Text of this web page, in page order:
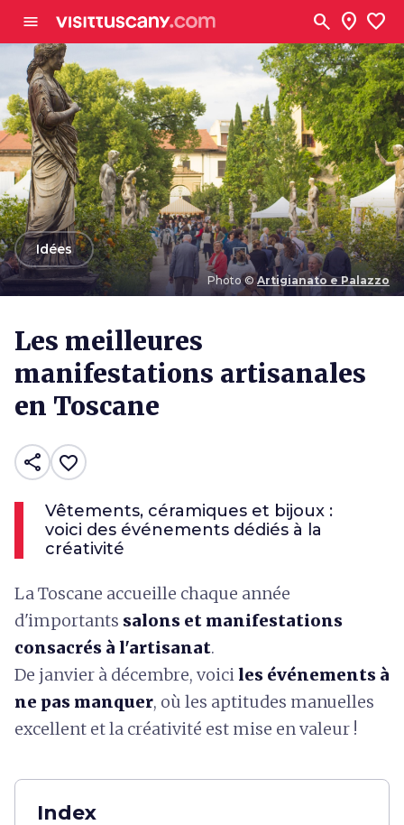
menu search location_on favorite
Photo © Artigianato e Palazzo
arrow_backIdées
Les meilleures
manifestations artisanales
en Toscane
share favorite_border
Vêtements, céramiques et bijoux :
voici des événements dédiés à la
créativité
La Toscane accueille chaque année
d'importants salons et manifestations
consacrés à l'artisanat.
De janvier à décembre, voiciles événements à
ne pas manquer, où les aptitudes manuelles
excellent et la créativité est mise en valeur !
Index